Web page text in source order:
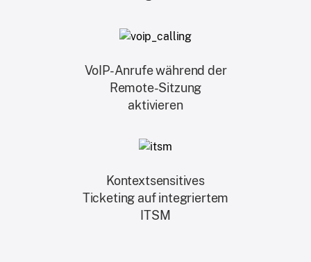
VoIP-Anrufe während der
Remote-Sitzung
aktivieren
Kontextsensitives
Ticketing auf integriertem
ITSM